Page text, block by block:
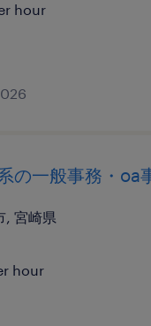
hour
の一般事務・oa
, 宮崎県
hour